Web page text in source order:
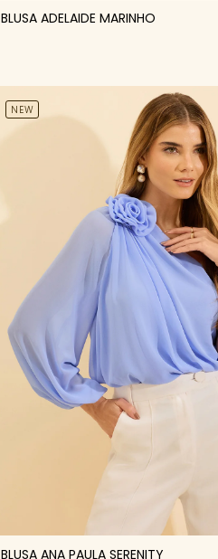
BLUSA ADELAIDE MARINHO
NEW
BLUSA ANA PAULA SERENITY